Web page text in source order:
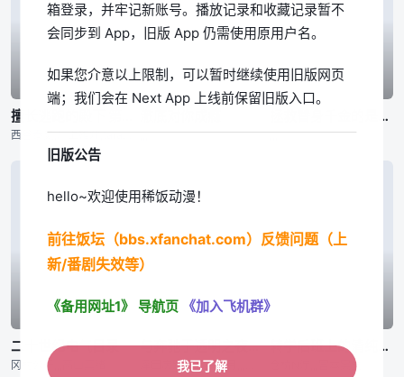
04|周六01:00
西谷泰史,川上雄介,taracod、takao,小岛あゆみ
05|周三21:10
,,,
拯救替身千金的是冷酷无情冰之王子的爱
,,,
二十世纪电气目录
冈村公平,,,高山真绪
与奔驰于透明之夜的你，谈一场看不见的恋爱。 转学后班上的清纯可爱美少女，竟是小时候玩在一起的哥们儿
仓桥N泞,,,宫本実生
箱登录，并牢记新账号。播放记录和收藏记录暂不
会同步到 App，旧版 App 仍需使用原用户名。
如果您介意以上限制，可以暂时继续使用旧版网页
端；我们会在 Next App 上线前保留旧版入口。
旧版公告
hello~欢迎使用稀饭动漫！
前往饭坛（bbs.xfanchat.com）反馈问题（上
新/番剧失效等）
《备用网址1》 导航页 《加入飞机群》
我已了解